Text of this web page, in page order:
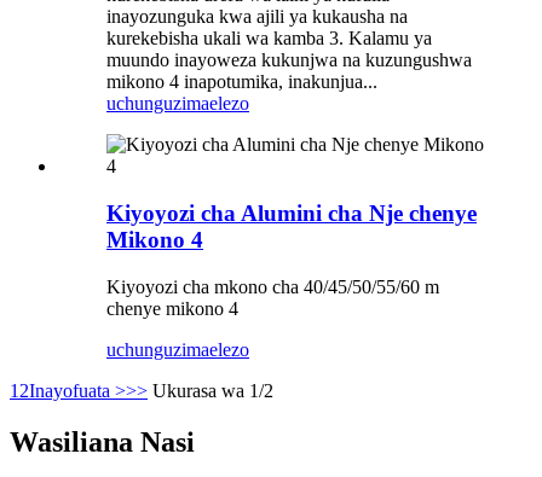
inayozunguka kwa ajili ya kukausha na
kurekebisha ukali wa kamba 3. Kalamu ya
muundo inayoweza kukunjwa na kuzungushwa
mikono 4 inapotumika, inakunjua...
uchunguzimaelezo
Kiyoyozi cha Alumini cha Nje chenye
Mikono 4
Kiyoyozi cha mkono cha 40/45/50/55/60 m
chenye mikono 4
uchunguzimaelezo
1 2Inayofuata >>> Ukurasa wa 1/2
Wasiliana Nasi